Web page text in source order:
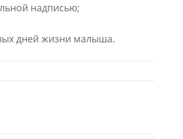
надписью;
дней жизни малыша.